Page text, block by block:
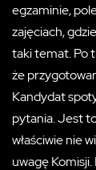
egzaminie,
zajęciach,
taki temat.Po
że
Kandydat
pytania. Jest
właściwie nie
uwagę